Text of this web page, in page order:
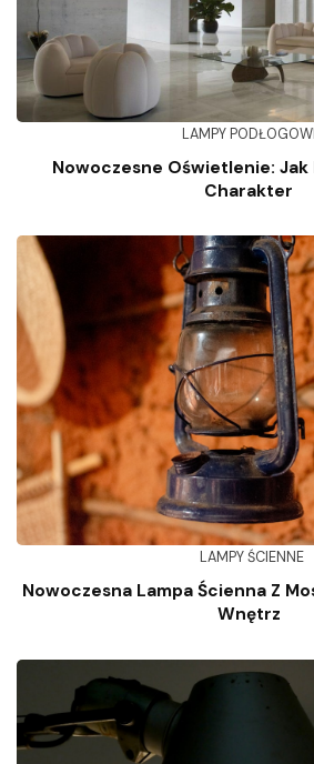
LAMPY
Nowoczesne Oświetlenie: Jak
Charakter
LAMPY ŚCIENNE
Nowoczesna Lampa Ścienna Z
Wnętrz